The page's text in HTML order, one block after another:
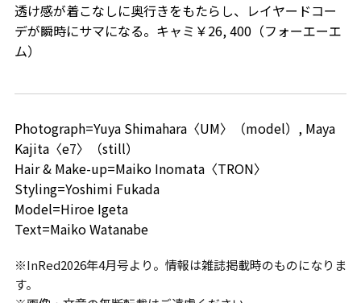
透け感が着こなしに奥行きをもたらし、レイヤードコー
デが瞬時にサマになる。キャミ￥26, 400（フォーエーエ
ム）
Photograph=Yuya Shimahara〈UM〉（model）, Maya
Kajita〈e7〉（still）
Hair & Make-up=Maiko Inomata〈TRON〉
Styling=Yoshimi Fukada
Model=Hiroe Igeta
Text=Maiko Watanabe
※InRed2026年4月号より。情報は雑誌掲載時のものになりま
す。